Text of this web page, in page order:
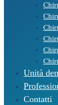
Unità
Contatti